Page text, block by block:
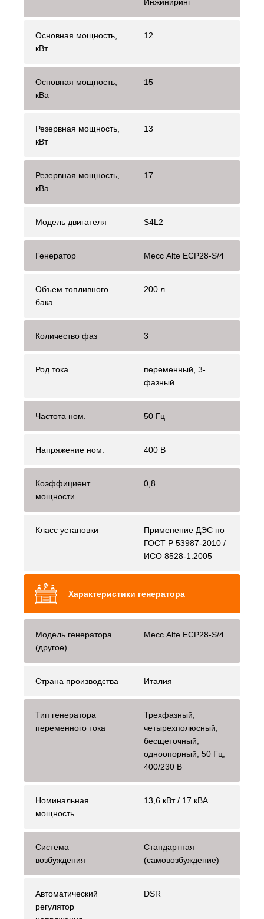
Инжиниринг
Основная мощность,
кВт
12
Основная мощность,
кВа
15
Резервная мощность,
кВт
13
Резервная мощность,
кВа
17
Модель двигателя S4L2
Генератор Mecc Alte ECP28-S/4
Объем топливного
бака
200 л
Количество фаз 3
Род тока
переменный, 3-
фазный
Частота ном. 50 Гц
Напряжение ном. 400 В
Коэффициент
мощности
0,8
Класс установки
Применение ДЭС по
ГОСТ Р 53987-2010 /
ИСО 8528-1:2005
Характеристики генератора
Модель генератора
(другое)
Mecc Alte ECP28-S/4
Страна производства Италия
Тип генератора
переменного тока
Трехфазный,
четырехполюсный,
бесщеточный,
одноопорный, 50 Гц,
400/230 В
Номинальная
мощность
13,6 кВт / 17 кВА
Система
возбуждения
Стандартная
(самовозбуждение)
Автоматический
регулятор
DSR